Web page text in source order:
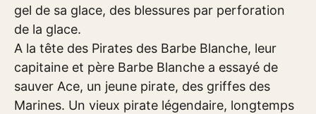
gel de sa glace, des blessures par perforation
de la glace.
A la tête des Pirates des Barbe Blanche, leur
capitaine et père Barbe Blanche a essayé de
sauver Ace, un jeune pirate, des griffes des
Marines. Un vieux pirate légendaire, longtemps